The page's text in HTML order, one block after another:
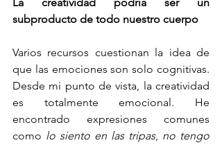
subproducto de todo nuestro cuerpo
Varios recursos cuestionan la idea de
que las emociones son solo cognitivas.
Desde mi punto de vista, la creatividad
es totalmente emocional. He
encontrado expresiones comunes
como lo siento en las tripas, no tengo